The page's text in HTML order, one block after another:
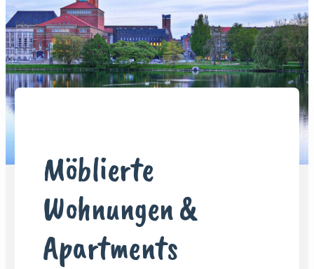
Möblierte
Wohnungen &
Apartments